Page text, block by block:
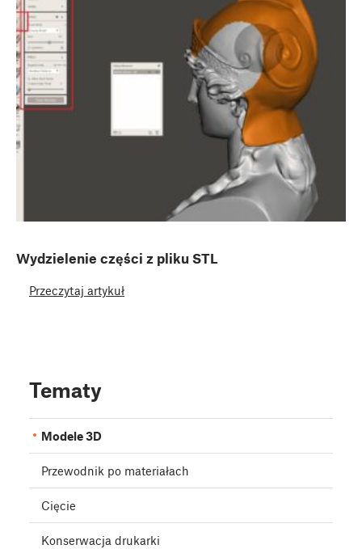
Wydzielenie części z pliku STL
Przeczytaj artykuł
Tematy
Modele 3D
Przewodnik po materiałach
Cięcie
Konserwacja drukarki